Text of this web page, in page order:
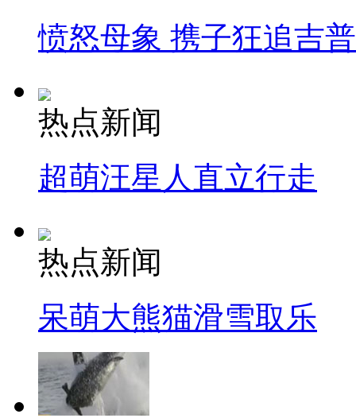
愤怒母象 携子狂追吉
热点新闻
超萌汪星人直立行走
热点新闻
呆萌大熊猫滑雪取乐